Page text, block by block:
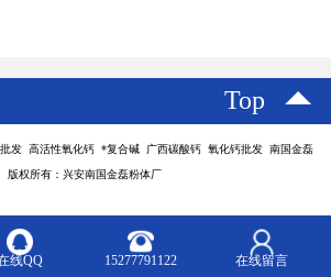
Top
发 高活性氧化钙 *复合碱 广西碳酸钙 氧化钙批发 南国金磊
版权所有：兴安南国金磊粉体厂
线QQ 15277791122 在线留言